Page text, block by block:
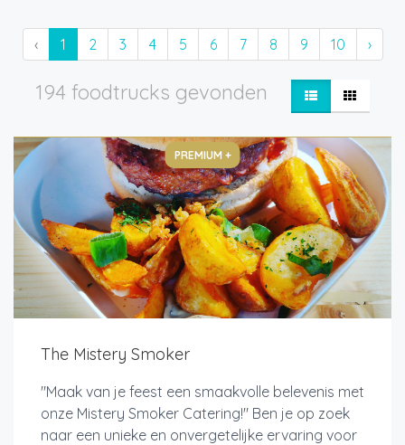
‹ 1 2 3 4 5 6 7 8 9 10 ›
194 foodtrucks gevonden
PREMIUM +
The Mistery Smoker
"Maak van je feest een smaakvolle belevenis met
onze Mistery Smoker Catering!" Ben je op zoek
naar een unieke en onvergetelijke ervaring voor